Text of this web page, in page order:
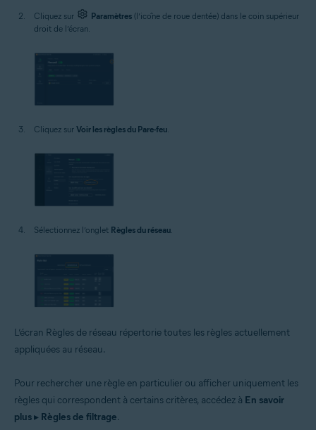
Cliquez sur Paramètres (l’icône de roue dentée) dans le coin supérieur
droit de l’écran.
Cliquez sur Voir les règles du Pare-feu.
Sélectionnez l’onglet Règles du réseau.
L’écran Règles de réseau répertorie toutes les règles actuellement
appliquées au réseau.
Pour rechercher une règle en particulier ou afficher uniquement les
règles qui correspondent à certains critères, accédez à En savoir
plus▸ Règles de filtrage.